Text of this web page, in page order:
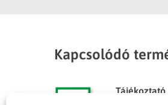
Kapcsolódó